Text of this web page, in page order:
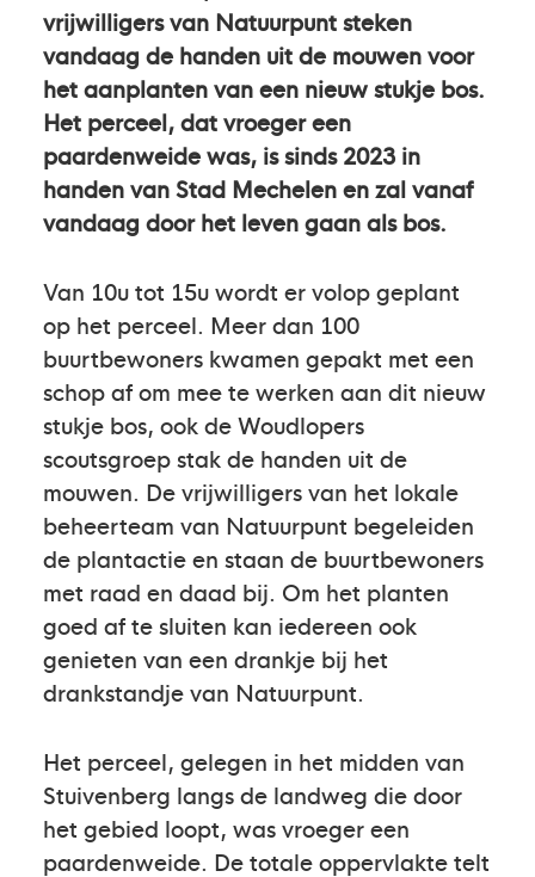
vrijwilligers van Natuurpunt steken
vandaag de handen uit de mouwen voor
het aanplanten van een nieuw stukje bos.
Het perceel, dat vroeger een
paardenweide was, is sinds 2023 in
handen van Stad Mechelen en zal vanaf
vandaag door het leven gaan als bos.
Van 10u tot 15u wordt er volop geplant
op het perceel. Meer dan 100
buurtbewoners kwamen gepakt met een
schop af om mee te werken aan dit nieuw
stukje bos, ook de Woudlopers
scoutsgroep stak de handen uit de
mouwen. De vrijwilligers van het lokale
beheerteam van Natuurpunt begeleiden
de plantactie en staan de buurtbewoners
met raad en daad bij. Om het planten
goed af te sluiten kan iedereen ook
genieten van een drankje bij het
drankstandje van Natuurpunt.
Het perceel, gelegen in het midden van
Stuivenberg langs de landweg die door
het gebied loopt, was vroeger een
paardenweide. De totale oppervlakte telt